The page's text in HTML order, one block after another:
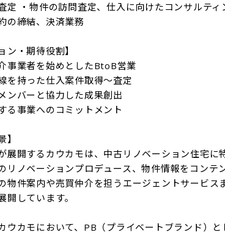
定 ・物件の訪問査定、仕入に向けたコンサルティ
の締結、決済業務
ン・期待役割】
事業者を始めとしたBtoB営業
を持った仕入案件取得～査定
ンバーと協力した成果創出
る事業へのコミットメント
】
展開するカウカモは、中古リノベーション住宅に
リノベーションプロデュース、物件情報をコンテ
物件案内や売買仲介を担うエージェントサービス
開しています。
ウカモにおいて、PB（プライベートブランド）